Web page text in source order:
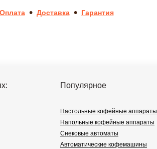
Оплата • Доставка • Гарантия
Популярное
Настольные кофейные аппараты
Напольные кофейные аппараты
Снековые автоматы
Автоматические кофемашины